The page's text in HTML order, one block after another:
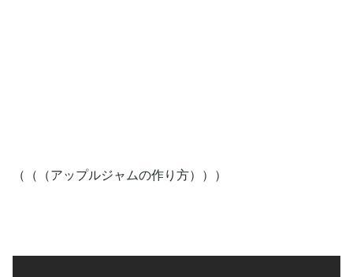
（（（アップルジャムの作り方）））